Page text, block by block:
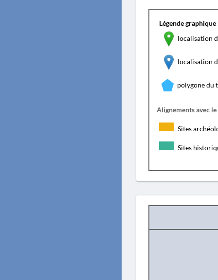
Légende graphique
localisation
localisation
polygone du
Alignements avec
Sites
Sites